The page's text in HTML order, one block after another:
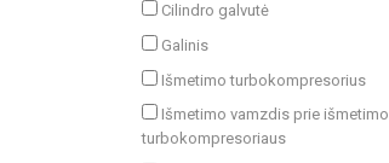
Cilindro galvutė
Galinis
Išmetimo turbokompresorius
Išmetimo vamzdis prie išmetimo
turbokompresoriaus